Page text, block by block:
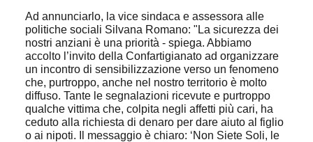
Ad annunciarlo, la vice sindaca e assessora alle
politiche sociali Silvana Romano: "La sicurezza dei
nostri anziani è una priorità - spiega. Abbiamo
accolto l’invito della Confartigianato ad organizzare
un incontro di sensibilizzazione verso un fenomeno
che, purtroppo, anche nel nostro territorio è molto
diffuso. Tante le segnalazioni ricevute e purtroppo
qualche vittima che, colpita negli affetti più cari, ha
ceduto alla richiesta di denaro per dare aiuto al figlio
o ai nipoti. Il messaggio è chiaro: ‘Non Siete Soli, le